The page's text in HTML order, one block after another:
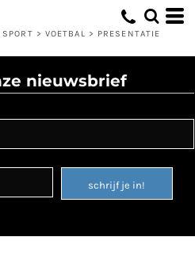
SPORT > VOETBAL > PRESENTATIE
nieuwsbrief
schrijf je in!